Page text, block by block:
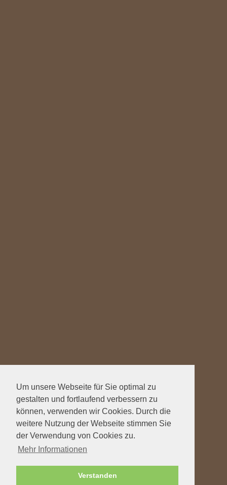
Um unsere Webseite für Sie optimal zu
gestalten und fortlaufend verbessern zu
können, verwenden wir Cookies. Durch die
weitere Nutzung der Webseite stimmen Sie
der Verwendung von Cookies zu.
Mehr Informationen
Verstanden